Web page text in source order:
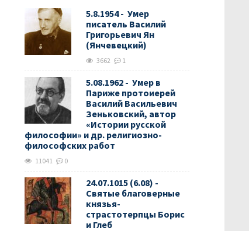
5.8.1954 - Умер
писатель Василий
Григорьевич Ян
(Янчевецкий)
3662 1
5.08.1962 - Умер в
Париже протоиерей
Василий Васильевич
Зеньковский, автор
«Истории русской
философии» и др. религиозно-
философских работ
11041 0
24.07.1015 (6.08) -
Святые благоверные
князья-
страстотерпцы Борис
и Глеб